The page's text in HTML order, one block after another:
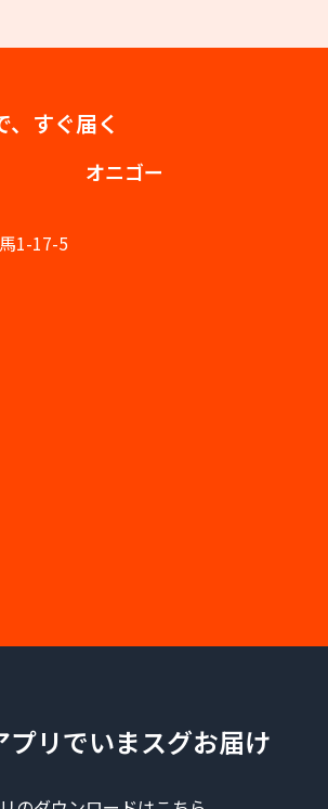
、すぐ届く
オニゴー
1-17-5
プリでいまスグお届け